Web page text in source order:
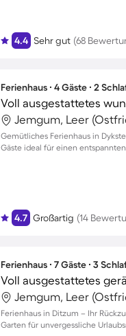
4.4 Sehr gut (68
Ferienhaus ∙ 4 Gäste ∙ 2
Jemgum, Leer
Gemütliches Ferienhaus in
Gäste ideal für einen
4.7 Großartig (14
Ferienhaus ∙ 7 Gäste ∙ 3
Jemgum, Leer
Ferienhaus in Ditzum – Ihr
Garten für unvergessliche